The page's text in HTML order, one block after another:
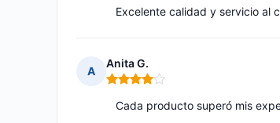
Excelente calidad y servicio al
A
Anita G.
Nota: 4 de 5
Cada producto superó mis